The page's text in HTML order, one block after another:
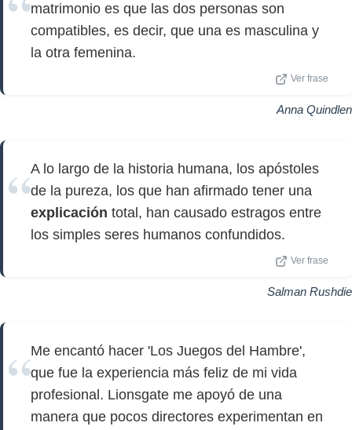
matrimonio es que las dos personas son
compatibles, es decir, que una es masculina y
la otra femenina.
Ver frase
Anna Quindlen
A lo largo de la historia humana, los apóstoles
de la pureza, los que han afirmado tener una
explicación total, han causado estragos entre
los simples seres humanos confundidos.
Ver frase
Salman Rushdie
Me encantó hacer 'Los Juegos del Hambre',
que fue la experiencia más feliz de mi vida
profesional. Lionsgate me apoyó de una
manera que pocos directores experimentan en